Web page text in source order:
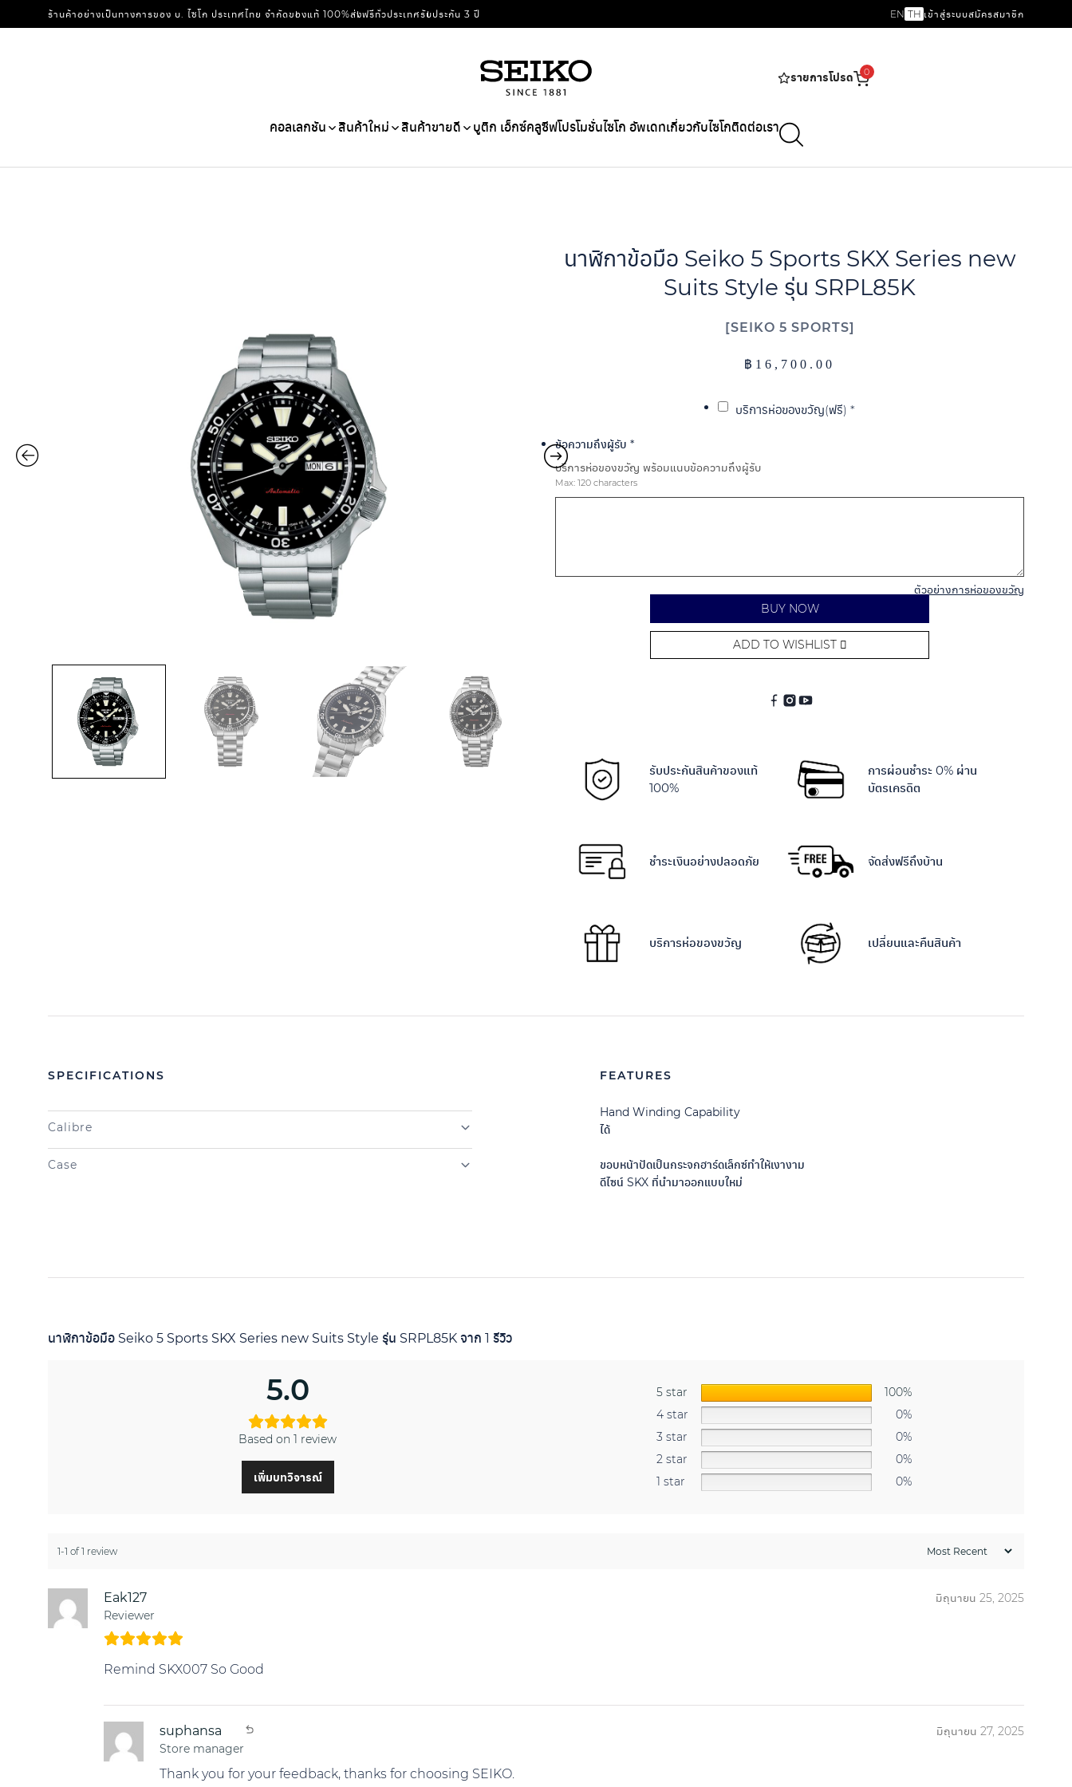
ร้านค้าอย่างเป็นทางการของ บ. ไซโก ประเทศไทย จำกัดของแท้ 100%ส่งฟรีทั่วประเทศรับประกัน 3 ปี EN TH เข้าสู่ระบบสมัครสมาชิก
รายการโปรด 0
คอลเลกชัน สินค้าใหม่ สินค้าขายดี บูติก เอ็กซ์คลูซีฟโปรโมชั่นไซโก อัพเดทเกี่ยวกับไซโกติดต่อเรา
นาฬิกาข้อมือ Seiko 5 Sports SKX Series new
Suits Style รุ่น SRPL85K
฿ 16,700.00
SEIKO 5 SPORTS
บริการห่อของขวัญ(ฟรี) *
ข้อความถึงผู้รับ *
บริการห่อของขวัญ พร้อมแนบข้อความถึงผู้รับ
Max: 120 characters
ตัวอย่างการห่อของขวัญ
BUY NOW
ADD TO WISHLIST
รับประกันสินค้าของแท้
100%
การผ่อนชำระ 0% ผ่าน
บัตรเครดิต
ชำระเงินอย่างปลอดภัย จัดส่งฟรีถึงบ้าน
บริการห่อของขวัญ เปลี่ยนและคืนสินค้า
SPECIFICATIONS
Calibre
Case
FEATURES
Hand Winding Capability
ได้
ขอบหน้าปัดเป็นกระจกฮาร์ดเล็กซ์ทำให้เงางาม
ดีไซน์ SKX ที่นำมาออกแบบใหม่
นาฬิกาข้อมือ Seiko 5 Sports SKX Series new Suits Style รุ่น SRPL85K จาก 1 รีวิว
5.0
Based on 1 review
เพิ่มบทวิจารณ์
5 star
100%
4 star
0%
3 star
0%
2 star
0%
1 star
0%
1-1 of 1 review
Eak127
Reviewer
มิถุนายน 25, 2025
Remind SKX007 So Good
suphansa
Store manager
มิถุนายน 27, 2025
Thank you for your feedback, thanks for choosing SEIKO.